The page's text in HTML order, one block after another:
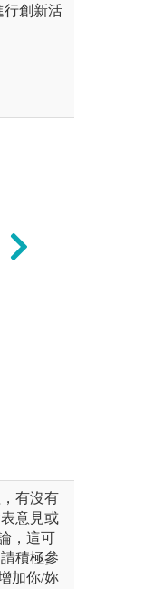
行創新活
有沒有
意見或
，這可
積極參
加你/妳